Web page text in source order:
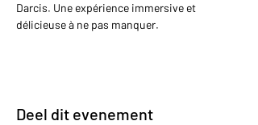
Darcis. Une expérience immersive et
délicieuse à ne pas manquer.
Deel dit evenement